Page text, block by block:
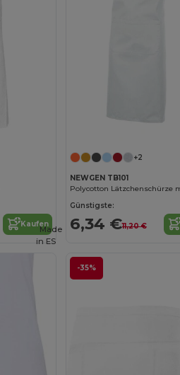
Kaufen
+2
NEWGEN TB101
Günstigste:
6,34 €11,20 €
-35%
Made
in ES